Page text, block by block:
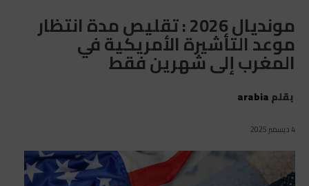
مونديال 2026 : تقليص مدة انتظار
موعد التأشيرة الأمريكية في
المغرب إلى شهرين فقط
بقلمarabia
4 ديسمبر 2025